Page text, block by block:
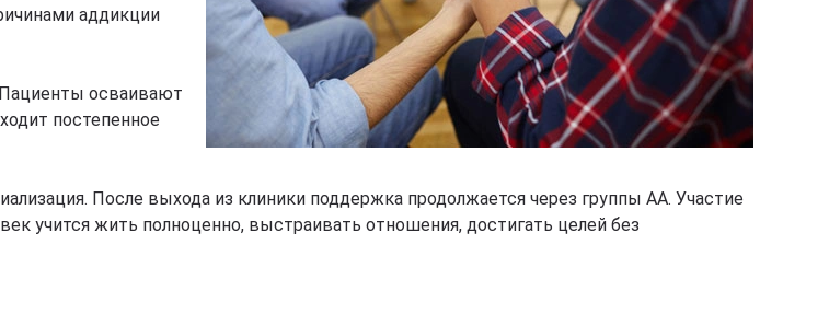
аддикции
осваивают
постепенное
После выхода из клиники поддержка продолжается через группы АА. Участие
учится жить полноценно, выстраивать отношения, достигать целей без